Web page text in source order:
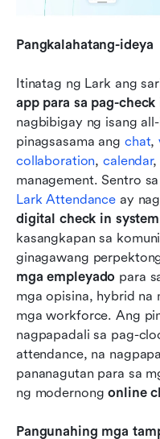
Pangkalahatang-ideya
app para sa pag-check
nagbibigay ng isang
pinagsasama ang chat,
collaboration, calendar,
Lark Attendance
digital check in system
kasangkapan sa
ginagawang
mga empleyado para
mga opisina, hybrid na
mga workforce. Ang
nagpapadali sa pag-
attendance, na
pananagutan para sa
ng modernong online
Pangunahing mga